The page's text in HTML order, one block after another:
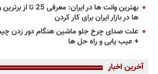
بهترین وانت ها در ایران: معرفی 25
ها در بازار ایران برای کار کردن
علت صدای چرخ جلو ماشین هنگام دور زدن
+ عیب یابی و راه حل ها
آخرین اخبار